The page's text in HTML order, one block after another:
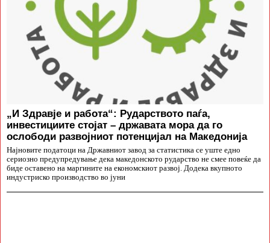
„И Здравје и работа“: Рударството паѓа,
инвестициите стојат – државата мора да го
ослободи развојниот потенцијал на Македонија
Најновите податоци на Државниот завод за статистика се уште едно
сериозно предупредување дека македонското рударство не смее повеќе да
биде оставено на маргините на економскиот развој. Додека вкупното
индустриско производство во јуни